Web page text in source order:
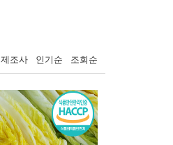
제조사 인기순 조회순